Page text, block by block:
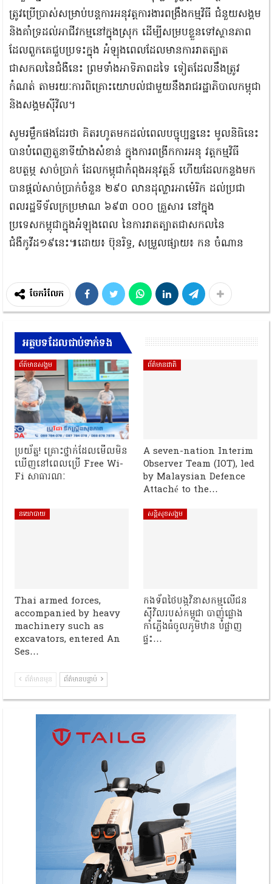
ត្រូវប្រើប្រាស់សម្រាប់បន្តការអនុវត្តការងារពង្រឹងកម្មវិធី ជំនួយសង្គម
និងគាំទ្រដល់អាជីវកម្មនៅក្នុងស្រុក ដើម្បីសម្របខ្លួនទៅស្ថានភាព
ដែលពួកគេជួបប្រទះក្នុង អំឡុងពេលដែលមានការរាតត្បាត
ជាសកលនៃជំងឺនេះ ព្រមទាំងអាទិភាពដទៃ ទៀតដែលនឹងត្រូវ
កំណត់ តាមរយៈការពិគ្រោះយោបល់ជាមួយនឹងរាជរដ្ឋាភិបាលកម្ពុជា
និងសង្គមស៊ីវិល។
សូមរម្លឹកផងដែរថា គិតរហូតមកដល់ពេលបច្ចុប្បន្ននេះ មូលនិធិនេះ
បានបំពេញតួនាទីយ៉ាងសំខាន់ ក្នុងការពង្រីកការអនុ វត្តកម្មវិធី
ឧបត្ថម្ភ សាច់ប្រាក់ ដែលកម្ពុជាកំពុងអនុវត្តន៍ ហើយដែលកន្លងមក
បានផ្ដល់សាច់ប្រាក់ចំនួន ២៩០ លានដុល្លារអាម៉េរិក ដល់ប្រជា
ពលរដ្ឋទីទ័លក្រប្រមាណ ៦៩៣ ០០០ គ្រួសារ នៅក្នុង
ប្រទេសកម្ពុជាក្នុងអំឡុងពេល នៃការរាតត្បាតជាសកលនៃ
ជំងឺកូវីដ១៩នេះ៕ដោយ៖ ប៊ុនរិទ្ធ, សម្រួលផ្សាយ៖ កន ចំណាន
ចែករំលែក
អត្ថបទដែលជាប់ទាក់ទង
ព័ត៍មានសង្គម
ប្រយ័ត្ន! គ្រោះថ្នាក់ដែលមើលមិន
ឃើញនៅពេលប្រើ Free Wi-
Fi សាធារណៈ
ព័ត៌មានជាតិ
A seven-nation Interim
Observer Team (IOT), led
by Malaysian Defence
Attaché to the…
នយោបាយ
Thai armed forces,
accompanied by heavy
machinery such as
excavators, entered An
Ses…
សន្តិសុខសង្គម
កងទ័ពថៃបង្កវិនាសកម្មលើជន
ស៊ីវិលរបស់កម្ពុជា បាញ់ផ្លោង
កាំភ្លើងធំចូលភូមិឋាន បំផ្លាញ
ផ្ទះ…
ព័ត៌មានមុន ព័ត៌មានបន្ទាប់